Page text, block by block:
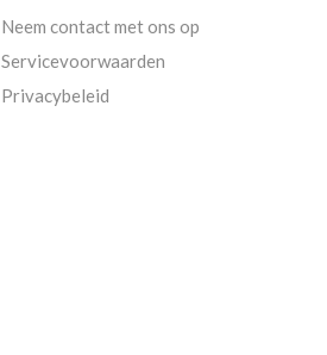
Neem contact met ons op
Servicevoorwaarden
Privacybeleid